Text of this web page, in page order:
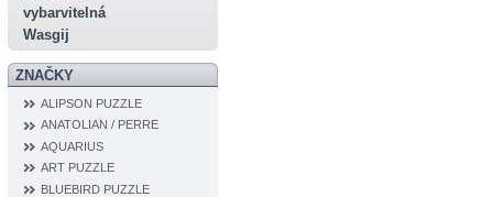
vybarvitelná
Wasgij
ZNAČKY
ALIPSON PUZZLE
ANATOLIAN / PERRE
AQUARIUS
ART PUZZLE
BLUEBIRD PUZZLE